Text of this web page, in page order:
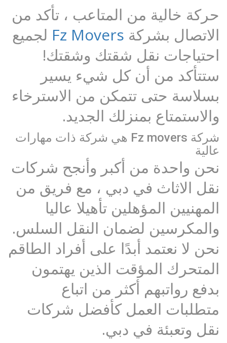
حركة خالية من المتاعب ، تأكد من
الاتصال بشركةFz Moversلجميع
احتياجات نقل شقتك وشقتك!
ستتأكد من أن كل شيء يسير
بسلاسة حتى تتمكن من الاسترخاء
والاستمتاع بمنزلك الجديد.
شركة Fz movers هي شركة ذات مهارات
عالية
نحن واحدة من أكبر وأنجح شركات
نقل الاثاث في دبي ، مع فريق من
المهنيين المؤهلين تأهيلا عاليا
والمكرسين لضمان النقل السلس.
نحن لا نعتمد أبدًا على أفراد الطاقم
المتحرك المؤقت الذين يهتمون
بدفع رواتبهم أكثر من اتباع
متطلبات العمل كأفضل شركات
نقل وتعبئة في دبي.